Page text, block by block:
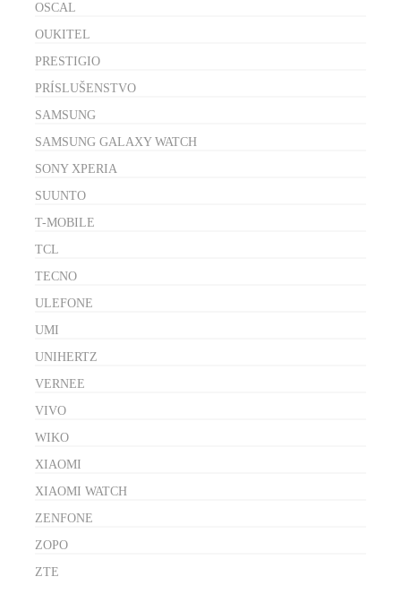
OSCAL
OUKITEL
PRESTIGIO
PRÍSLUŠENSTVO
SAMSUNG
SAMSUNG GALAXY WATCH
SONY XPERIA
SUUNTO
T-MOBILE
TCL
TECNO
ULEFONE
UMI
UNIHERTZ
VERNEE
VIVO
WIKO
XIAOMI
XIAOMI WATCH
ZENFONE
ZOPO
ZTE